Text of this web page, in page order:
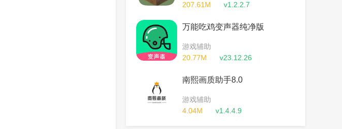
207.61M
v1.2.2.7
万能吃鸡变声器纯净版
游戏辅助
20.77M
v23.12.26
南熙画质助手8.0
游戏辅助
4.04M
v1.4.4.9